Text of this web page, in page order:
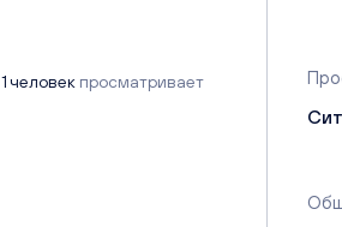
1 человек просматривает